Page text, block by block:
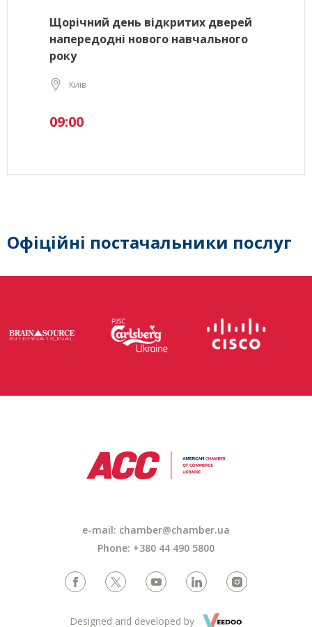
Щорічний день відкритих дверей
напередодні нового навчального
року
Київ
09:00
Офіційні постачальники послуг
e-mail: chamber@chamber.ua
Phone: +380 44 490 5800
Designed and developed by